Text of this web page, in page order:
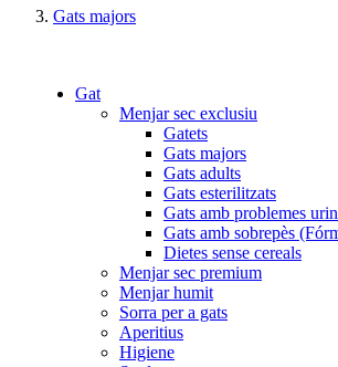
Gats majors
Gat
Menjar sec exclusiu
Gatets
Gats majors
Gats adults
Gats esterilitzats
Gats amb problemes
Gats amb sobrepès
Dietes sense cereals
Menjar sec premium
Menjar humit
Sorra per a gats
Aperitius
Higiene